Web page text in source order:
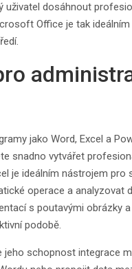
uživatel dosáhnout
Office je tak
jako Word, Excel a
snadno vytvářet
je ideálním nástrojem pro
operace a analyzovat
s poutavými obrázky
podobě.
schopnost integrace